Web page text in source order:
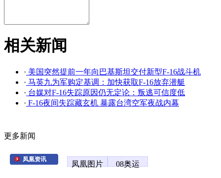
相关新闻
· 美国突然提前一年向巴基斯坦交付新型F-16战斗机
· 马英九为军购定基调：加快获取F-16放弃潜艇
· 台媒对F-16失踪原因仍无定论：叛逃可信度低
· F-16夜间失踪藏玄机 暴露台湾空军夜战内幕
更多新闻
凤凰资讯
凤凰图片 08奥运